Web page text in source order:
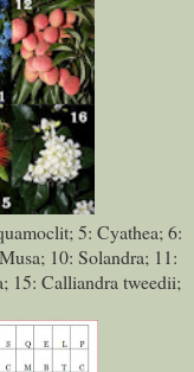
5: Cyathea; 6:
10: Solandra; 11:
15: Calliandra tweedii;